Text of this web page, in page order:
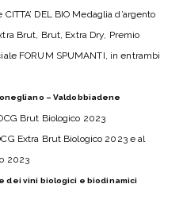
DEL BIO Medaglia d’argento
Brut, Brut, Extra Dry, Premio
FORUM SPUMANTI, in entrambi
– Valdobbiadene
Brut Biologico 2023
Extra Brut Biologico 2023 e al
2023
dei vini biologici e biodinamici